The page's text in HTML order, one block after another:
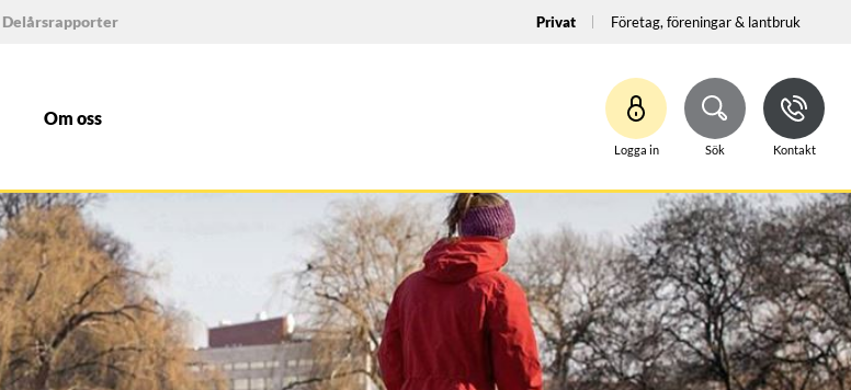
Delårsrapporter Privat Företag, föreningar & lantbruk
Om oss
Logga in Sök Kontakt